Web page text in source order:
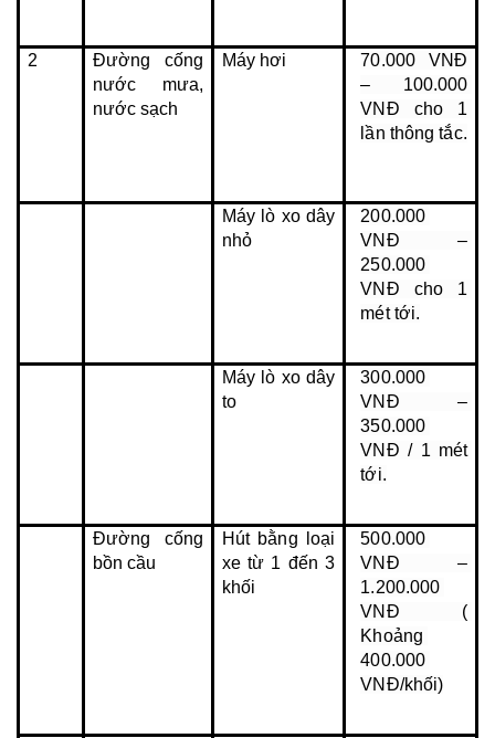
2
Đường cống
nước mưa,
nước sạch
Máy hơi
70.000 VNĐ
– 100.000
VNĐ cho 1
lần thông tắc.
Máy lò xo dây
nhỏ
200.000
VNĐ –
250.000
VNĐ cho 1
mét tới.
Máy lò xo dây
to
300.000
VNĐ –
350.000
VNĐ / 1 mét
tới.
Đường cống
bồn cầu
Hút bằng loại
xe từ 1 đến 3
khối
500.000
VNĐ –
1.200.000
VNĐ (
Khoảng
400.000
VNĐ/khối)